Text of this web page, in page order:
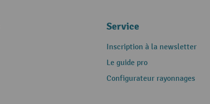
Service
Inscription à la newsletter
Le guide pro
Configurateur rayonnages